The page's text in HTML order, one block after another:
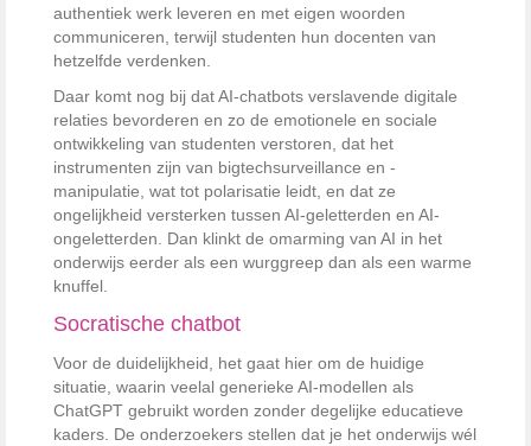
authentiek werk leveren en met eigen woorden
communiceren, terwijl studenten hun docenten van
hetzelfde verdenken.
Daar komt nog bij dat AI-chatbots verslavende digitale
relaties bevorderen en zo de emotionele en sociale
ontwikkeling van studenten verstoren, dat het
instrumenten zijn van bigtechsurveillance en -
manipulatie, wat tot polarisatie leidt, en dat ze
ongelijkheid versterken tussen AI-geletterden en AI-
ongeletterden. Dan klinkt de omarming van AI in het
onderwijs eerder als een wurggreep dan als een warme
knuffel.
Socratische chatbot
Voor de duidelijkheid, het gaat hier om de huidige
situatie, waarin veelal generieke AI-modellen als
ChatGPT gebruikt worden zonder degelijke educatieve
kaders. De onderzoekers stellen dat je het onderwijs wél